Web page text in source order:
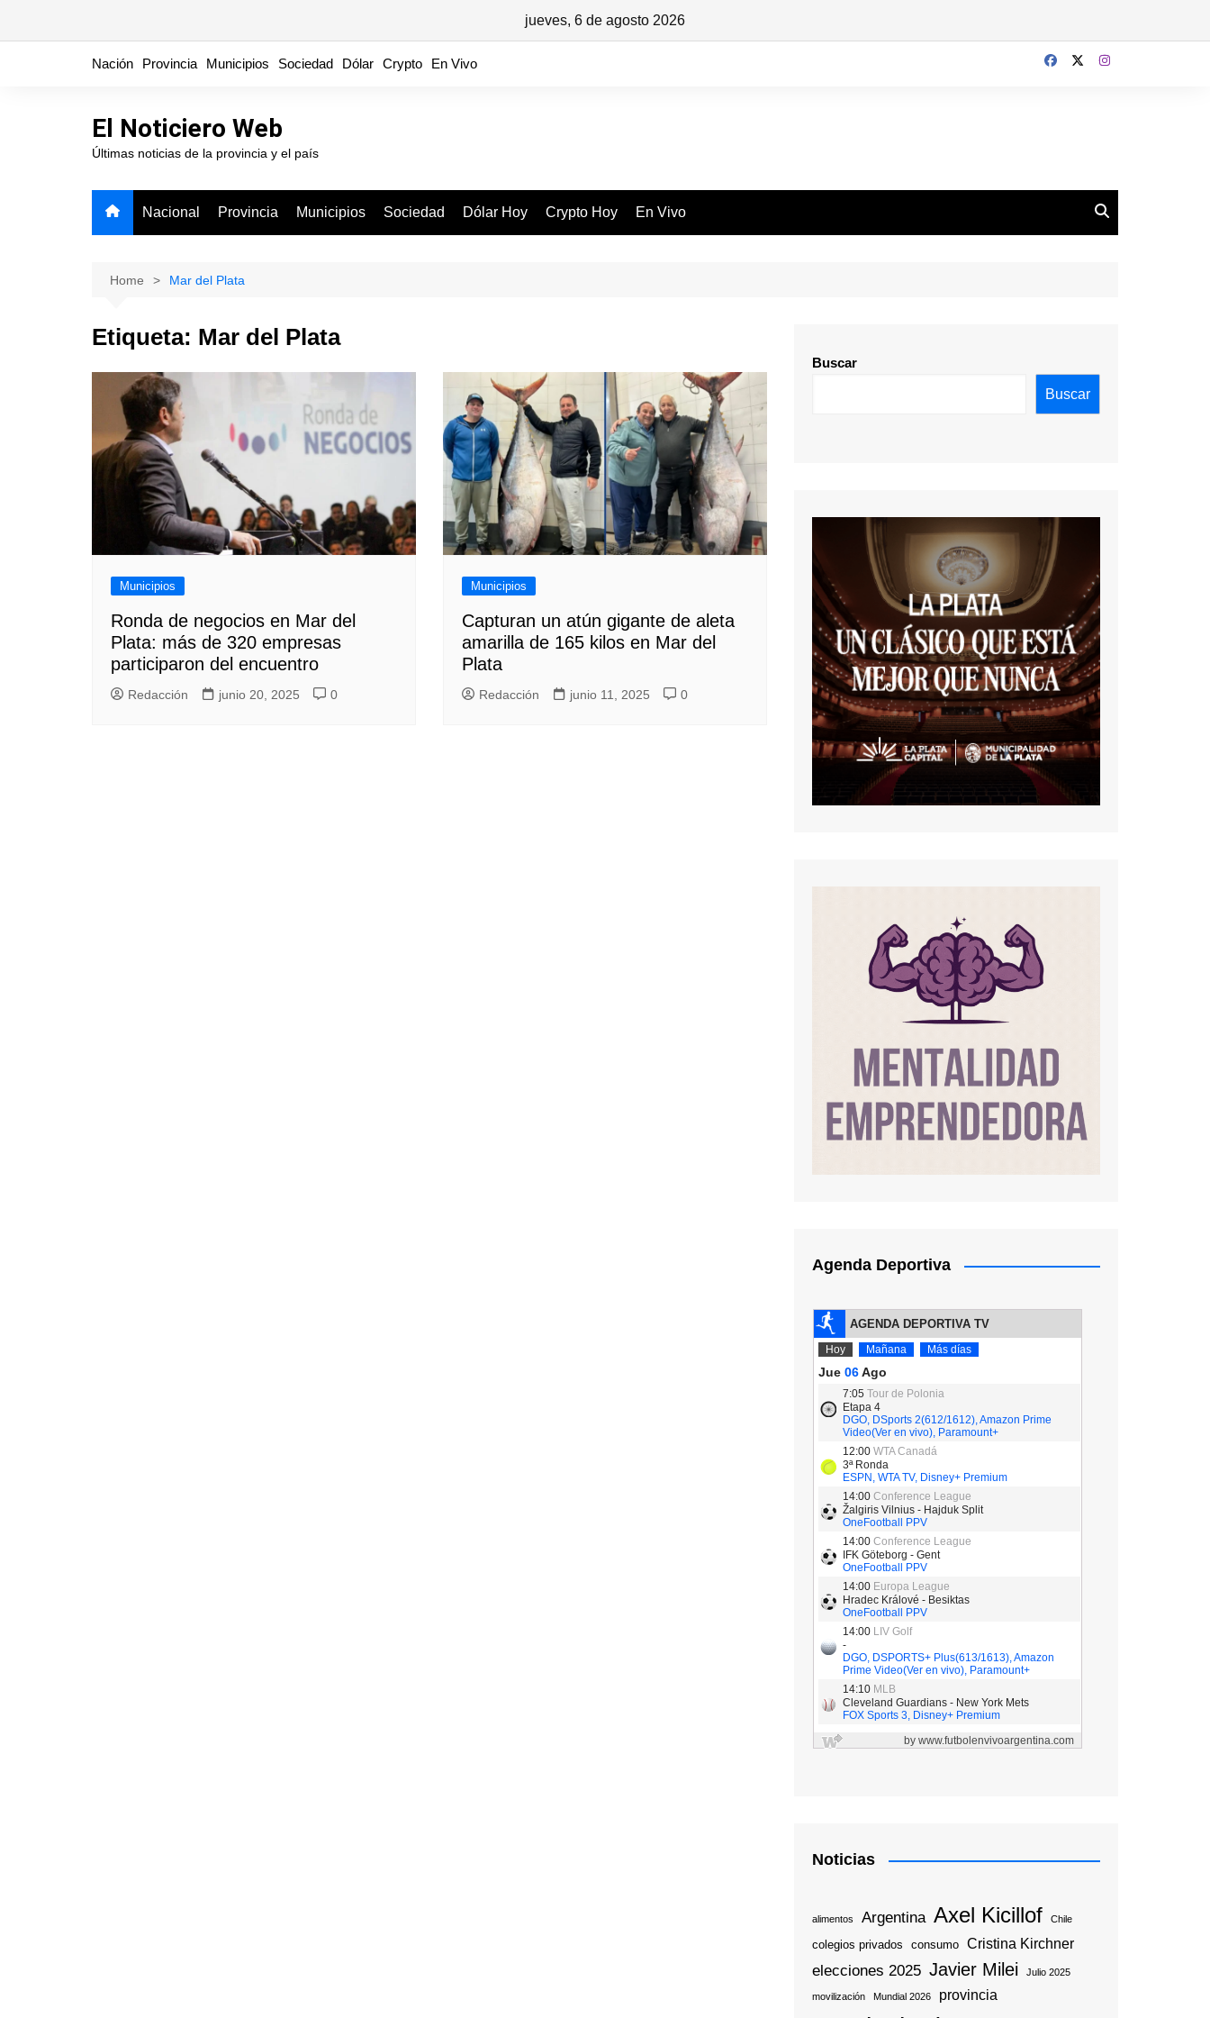
jueves, 6 de agosto 2026
Nación Provincia Municipios Sociedad Dólar Crypto En Vivo
El Noticiero Web
Últimas noticias de la provincia y el país
Nacional Provincia Municipios Sociedad Dólar Hoy Crypto Hoy En Vivo
Home Mar del Plata
Etiqueta: Mar del Plata
Municipios
Ronda de negocios en Mar del
Plata: más de 320 empresas
participaron del encuentro
Redacción junio 20, 2025 0
Municipios
Capturan un atún gigante de aleta
amarilla de 165 kilos en Mar del
Plata
Redacción junio 11, 2025 0
Buscar
Buscar
Agenda Deportiva
Noticias
alimentos Argentina Axel Kicillof Chile
colegios privados consumo Cristina Kirchner
elecciones 2025 Javier Milei Julio 2025
movilización Mundial 2026 provincia